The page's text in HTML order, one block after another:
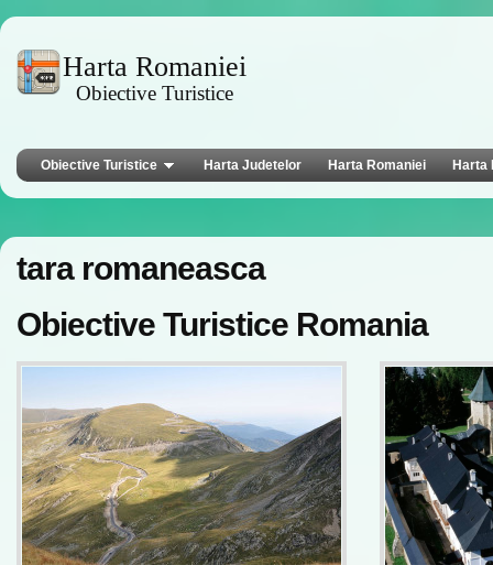
Harta Romaniei
Obiective Turistice
Obiective Turistice Harta Judetelor Harta Romaniei Harta
tara romaneasca
Obiective Turistice Romania